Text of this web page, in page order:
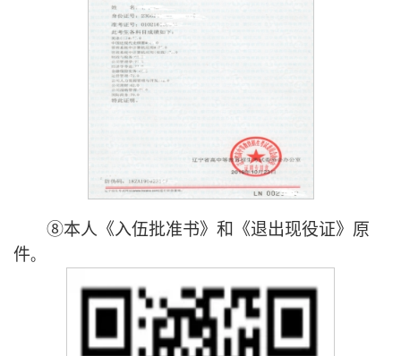
⑧本人《入伍批准书》和《退出现役证》原
件。